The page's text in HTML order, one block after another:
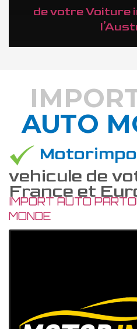
de votre Voiture
DÉCOUVREZ
AUTO
vehicule de
France et
IMPORT AUTO
MONDE